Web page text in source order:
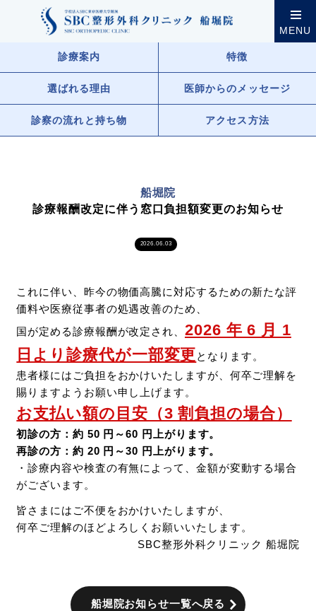
MENU
クリニック案内 船堀院からのお知らせ一覧
診療案内 特徴
選ばれる理由 医師からのメッセージ
診察の流れと持ち物 アクセス方法
船堀院
診療報酬改定に伴う窓口負担額変更のお知らせ
2026.06.03
これに伴い、昨今の物価高騰に対応するための新たな評
価料や医療従事者の処遇改善のため、
国が定める診療報酬が改定され、 2026 年 6 月 1
日より診療代が一部変更となります。
患者様にはご負担をおかけいたしますが、何卒ご理解を
賜りますようお願い申し上げます。
お支払い額の目安（3 割負担の場合）
初診の方：約 50 円～60 円上がります。
再診の方：約 20 円～30 円上がります。
・診療内容や検査の有無によって、金額が変動する場合
がございます。
皆さまにはご不便をおかけいたしますが、
何卒ご理解のほどよろしくお願いいたします。
SBC整形外科クリニック 船堀院
船堀院お知らせ一覧へ戻る